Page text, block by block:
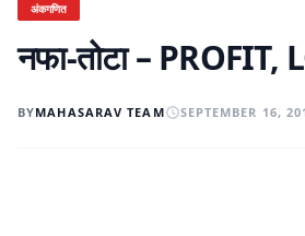
अंकगणित
नफा-तोटा – PROFIT,
BYMAHASARAV TEAM SEPTEMBER 16,